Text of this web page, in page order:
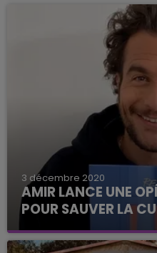
3 décembre 2020
AMIR LANCE UNE
POUR SAUVER LA
C'est le chanteur Amir
mouvement.